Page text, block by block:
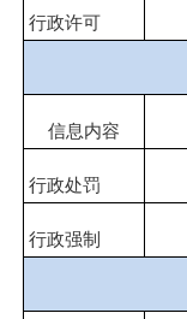
行政许可
信息内容
行政处罚
行政强制